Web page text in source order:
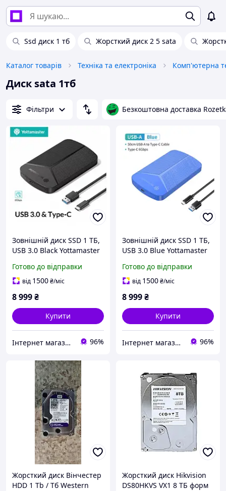
Ssd диск 1 тб Жорсткий диск 2 5 sata
Каталог товарів Техніка та електроніка Комп'ютерна
Диск sata 1тб
Фільтри Безкоштовна доставка
Зовнішній диск SSD 1 ТБ,
USB 3.0 Black Yottamaster
Готово до відправки
від 1500₴/міс
8 999₴
Купити
Інтернет магазин GSM-V 96%
Зовнішній диск SSD 1 ТБ,
USB 3.0 Blue Yottamaster
Готово до відправки
від 1500₴/міс
8 999₴
Купити
Інтернет магазин GSM-V 96%
Жорсткий диск Вінчестер
HDD 1 Tb / Тб Western
Жорсткий диск Hikvision
DS80HKVS VX1 8 ТБ форм